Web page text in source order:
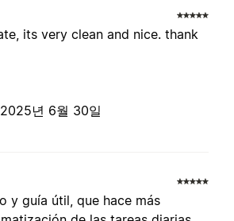
its very clean and nice. thank
2025년 6월 30일
y guía útil, que hace más